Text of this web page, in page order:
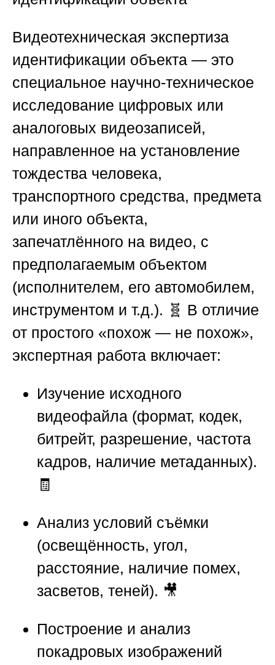
Видеотехническая экспертиза
идентификации объекта — это
специальное научно-техническое
исследование цифровых или
аналоговых видеозаписей,
направленное на установление
тождества человека,
транспортного средства, предмета
или иного объекта,
запечатлённого на видео, с
предполагаемым объектом
(исполнителем, его автомобилем,
инструментом и т.д.). 🧬 В отличие
от простого «похож — не похож»,
экспертная работа включает:
Изучение исходного
видеофайла (формат, кодек,
битрейт, разрешение, частота
кадров, наличие метаданных).
🧾
Анализ условий съёмки
(освещённость, угол,
расстояние, наличие помех,
засветов, теней). 🎥
Построение и анализ
покадровых изображений